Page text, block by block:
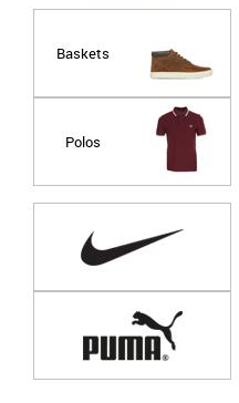
Baskets
Polos